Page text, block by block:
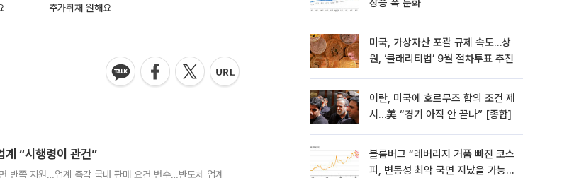
추가취재 원해요
계 “시행령이 관건”
반쪽 지원…업계 촉각 국내 판매 요건 변수…반도체 업계
상승 폭 둔화
미국, 가상자산 포괄 규제 속도…상
원, ‘클래리티법’ 9월 절차투표 추진
이란, 미국에 호르무즈 합의 조건 제
시…美 “경기 아직 안 끝나” [종합]
블룸버그 “레버리지 거품 빠진 코스
피, 변동성 최악 국면 지났을 가능